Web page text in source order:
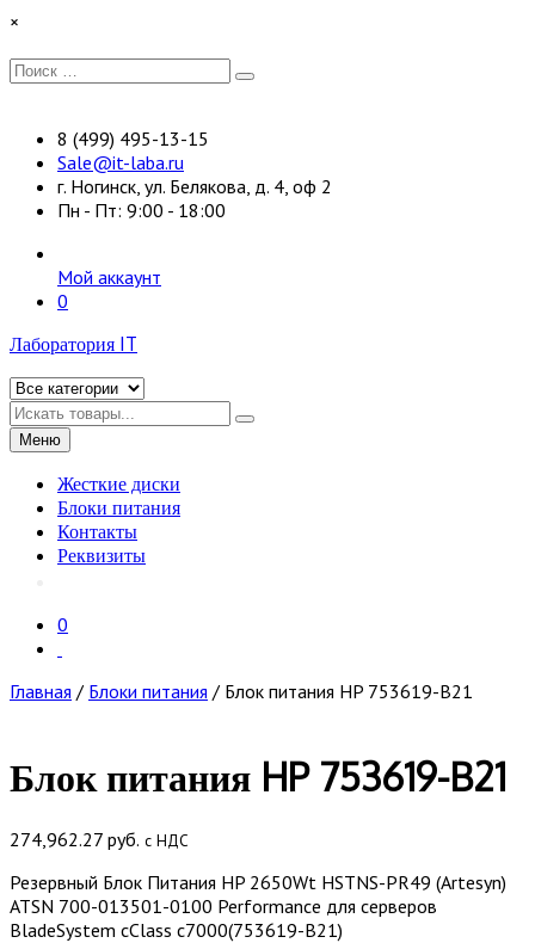
Перейти
содержимому
×
Искать:
Поиск
8 (499) 495-13-15
Sale@it-laba.ru
г. Ногинск, ул. Белякова, д. 4, оф 2
Пн - Пт: 9:00 - 18:00
Мой аккаунт
0
Лаборатория IT
Искать
Меню
Жесткие диски
Блоки питания
Контакты
Реквизиты
0
Главная / Блоки питания / Блок питания HP 753619-B21
Блок питания HP 753619-B21
274,962.27 руб. с НДС
Резервный Блок Питания HP 2650Wt HSTNS-PR49 (Artesyn)
ATSN 700-013501-0100 Performance для серверов
BladeSystem cClass c7000(753619-B21)